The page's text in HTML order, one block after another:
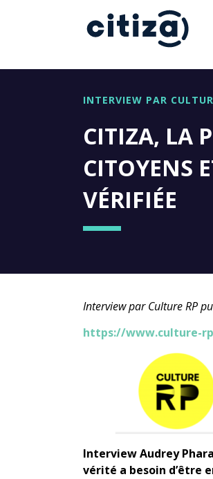
INTERVIEW PAR
CITIZA, LA
CITOYENS
VÉRIFIÉE
Interview par Culture RP
https://www.culture-
Interview Audrey
vérité a besoin d’être